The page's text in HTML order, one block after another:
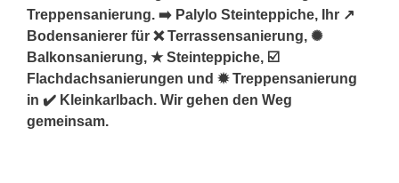
Treppensanierung. ➡️ Palylo Steinteppiche, Ihr ↗️
Bodensanierer für ❌ Terrassensanierung, ✺
Balkonsanierung, ★ Steinteppiche, ☑️
Flachdachsanierungen und ✹ Treppensanierung
in ✔️ Kleinkarlbach. Wir gehen den Weg
gemeinsam.